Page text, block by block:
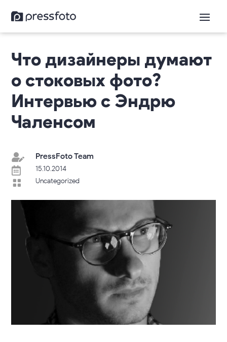
Что дизайнеры думают
о стоковых фото?
Интервью с Эндрю
Чаленсом
 PressFoto Team
 15.10.2014
 Uncategorized